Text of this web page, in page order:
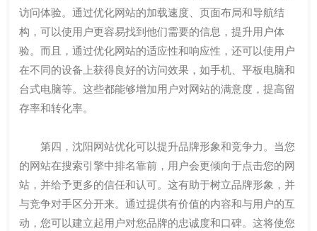
访问体验。通过优化网站的加载速度、页面布局和导航结
构，可以使用户更容易找到他们需要的信息，提升用户体
验。而且，通过优化网站的适应性和响应性，还可以使用户
在不同的设备上获得良好的访问效果，如手机、平板电脑和
台式电脑等。这些都能够增加用户对网站的满意度，提高留
存率和转化率。
第四，沈阳网站优化可以提升品牌形象和竞争力。当您
的网站在搜索引擎中排名靠前，用户会更倾向于点击您的网
站，并给予更多的信任和认可。这有助于树立品牌形象，并
与竞争对手区分开来。通过提供有价值的内容和与用户的互
动，您可以建立起用户对您品牌的忠诚度和口碑。这将使您